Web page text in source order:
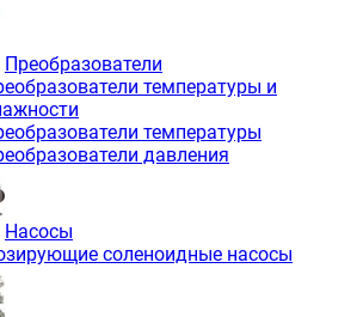
Преобразователи
температуры и
температуры
давления
Насосы
соленоидные насосы